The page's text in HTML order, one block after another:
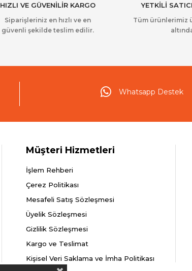
HIZLI VE GÜVENİLİR KARGO
Siparişleriniz en hızlı ve en
güvenli şekilde teslim edilir.
YETKİLİ
Tüm ürünlerimiz
Whatsapp Destek
Müşteri Hizmetleri
İşlem Rehberi
Çerez Politikası
Mesafeli Satış Sözleşmesi
Üyelik Sözleşmesi
Gizlilik Sözleşmesi
Kargo ve Teslimat
Kişisel Veri Saklama ve İmha Politikası